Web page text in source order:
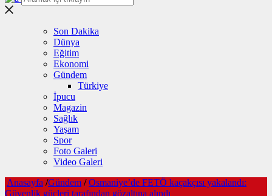
Son Dakika
Dünya
Eğitim
Ekonomi
Gündem
Türkiye
İpucu
Magazin
Sağlık
Yaşam
Spor
Foto Galeri
Video Galeri
Anasayfa /Gündem / Osmaniye’de FETÖ kaçakçısı yakalandı:
Güvenlik güçleri tarafından gözaltına alındı